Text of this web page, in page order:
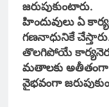
జరుపుకుంటారు.
హిందువులు ఏ
గణనాధునికే
తొలగిపోయే
మతాలకు అతీతంగా
వైభవంగా